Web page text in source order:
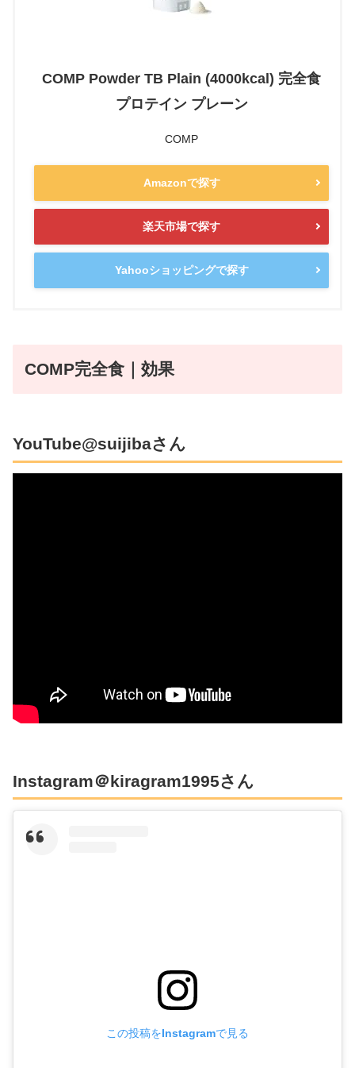
COMP Powder TB Plain (4000kcal) 完全食
プロテイン プレーン
COMP
Amazonで探す
楽天市場で探す
Yahooショッピングで探す
COMP完全食｜効果
YouTube@suijibaさん
Instagram＠kiragram1995さん
この投稿をInstagramで見る